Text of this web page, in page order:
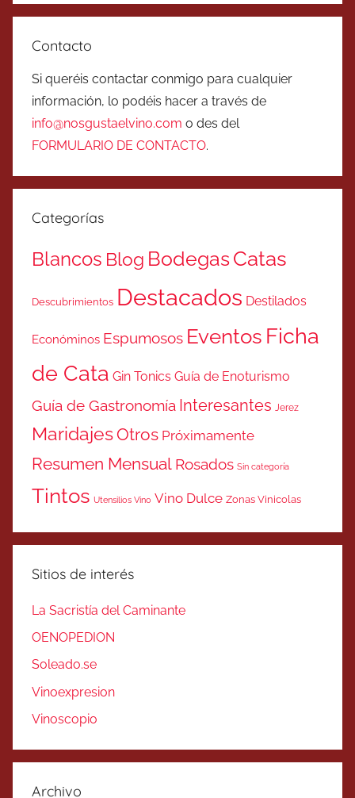
Contacto
Si queréis contactar conmigo para cualquier
información, lo podéis hacer a través de
info@nosgustaelvino.com o des del
FORMULARIO DE CONTACTO.
Categorías
Blancos Blog BodegasCatas
Descubrimientos Destacados Destilados
Económinos Espumosos Eventos Ficha
de Cata Gin Tonics Guía de Enoturismo
Guía de Gastronomía Interesantes Jerez
MaridajesOtros Próximamente
Resumen Mensual Rosados Sin categoría
Tintos Utensilios Vino Vino Dulce Zonas Vinicolas
Sitios de interés
La Sacristía del Caminante
OENOPEDION
Soleado.se
Vinoexpresion
Vinoscopio
Archivo